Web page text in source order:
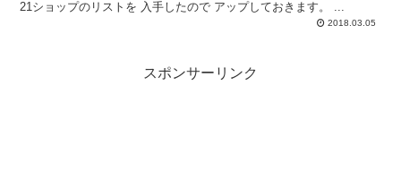
2018.03.05
スポンサーリンク